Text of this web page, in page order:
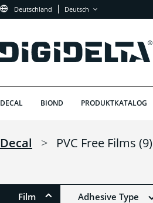
Deutschland Deutsch
DECAL BIOND PRODUKTKATALOG
Decal > PVC Free Films (9)
Film Adhesive Type